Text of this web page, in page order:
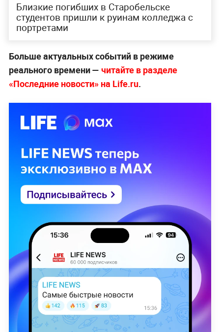
Близкие погибших в Старобельске
студентов пришли к руинам колледжа с
портретами
Больше актуальных событий в режиме
реального времени — читайте в разделе
«Последние новости» на Life.ru.